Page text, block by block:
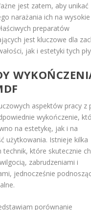
jest zatem, aby unikać
narażania ich na wysokie
preparatów
jest kluczowe dla
jak i estetyki tych
aspektów pracy z
wykończenie,
na estetykę, jak i na
użytkowania. Istnieje kilka
technik, które skutecznie
zabrudzeniami i
jednocześnie
porównanie